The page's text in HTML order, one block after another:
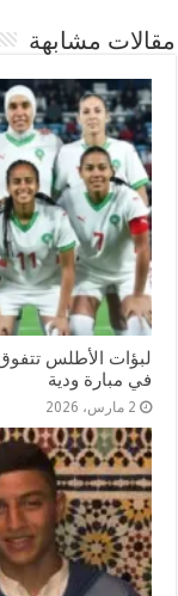
مقالات مشابهة
لبؤات الأطلس
في مبارة ودية
2 مارس، 2026